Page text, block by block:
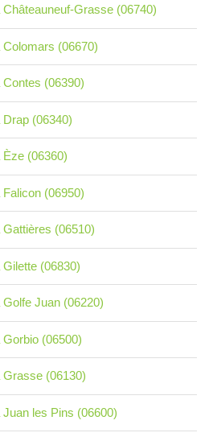
Grasse (06740)
(06670)
(06390)
(06340)
(06360)
(06950)
(06510)
(06830)
Juan (06220)
(06500)
(06130)
les Pins (06600)